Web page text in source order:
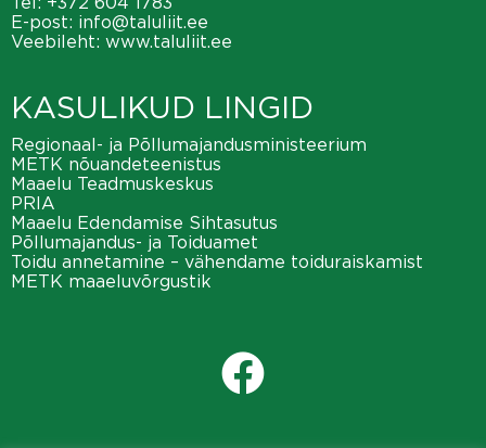
E-post: info@taluliit.ee
Veebileht: www.taluliit.ee
KASULIKUD LINGID
Regionaal- ja Põllumajandusministeerium
METK nõuandeteenistus
Maaelu Teadmuskeskus
PRIA
Maaelu Edendamise Sihtasutus
Põllumajandus- ja Toiduamet
Toidu annetamine – vähendame toiduraiskamist
METK maaeluvõrgustik